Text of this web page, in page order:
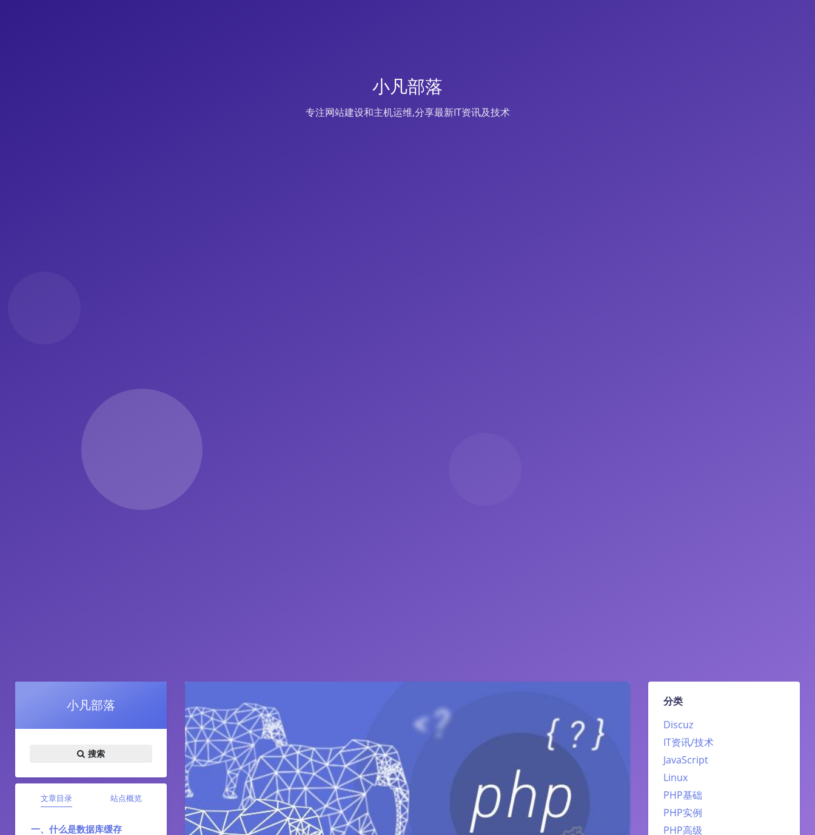
小凡部落
专注网站建设和主机运维,分享最新IT资讯及技术
小凡部落
搜索
文章目录 站点概览
一、什么是数据库缓存
分类
Discuz
IT资讯/技术
JavaScript
Linux
PHP基础
PHP实例
PHP高级